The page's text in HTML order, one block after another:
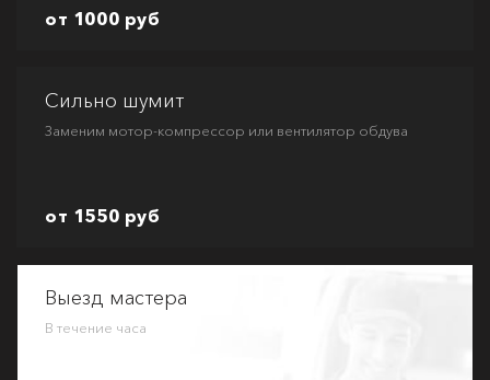
от 1000 руб
Сильно шумит
Заменим мотор-компрессор или вентилятор обдува
от 1550 руб
Выезд мастера
В течение часа